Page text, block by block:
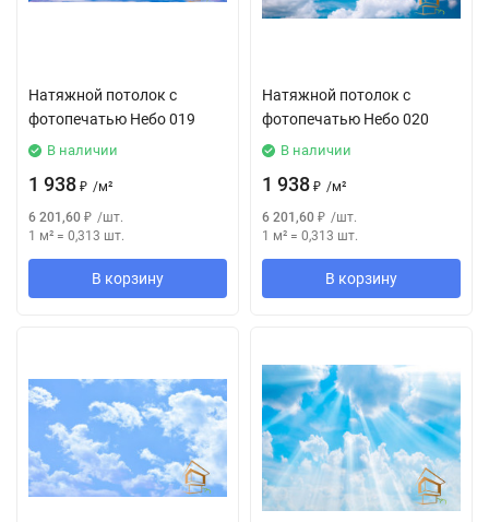
Натяжной потолок с
фотопечатью Небо 019
В наличии
1 938 ₽ /м²
6 201,60 ₽ /шт.
1 м² = 0,313 шт.
В корзину
Натяжной потолок с
фотопечатью Небо 020
В наличии
1 938 ₽ /м²
6 201,60 ₽ /шт.
1 м² = 0,313 шт.
В корзину